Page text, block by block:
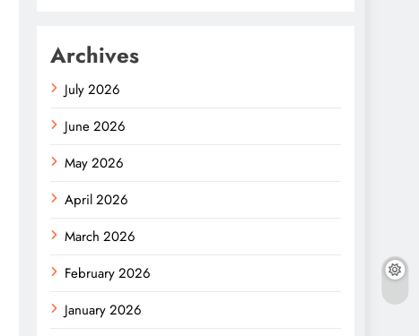
Archives
July 2026
June 2026
May 2026
April 2026
March 2026
February 2026
January 2026